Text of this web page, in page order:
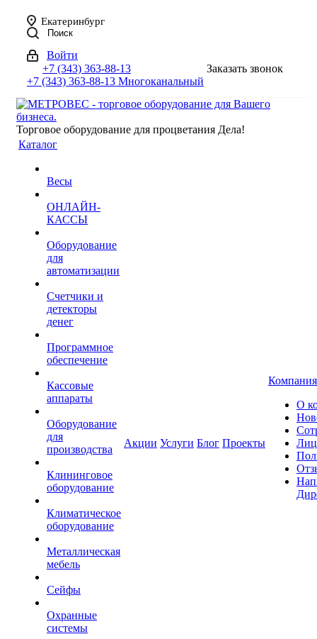
Екатеринбург
Поиск
Войти
+7 (343) 363-88-13
+7 (343) 363-88-13 Многоканальный
Заказать звонок
Торговое оборудование для процветания Дела!
Каталог
Весы
ОНЛАЙН-
КАССЫ
Оборудование
для
автоматизации
Счетчики и
детекторы
денег
Программное
обеспечение
Кассовые
аппараты
Оборудование
для
производства
Клининговое
оборудование
Климатическое
оборудование
Металлическая
мебель
Сейфы
Охранные
системы
Акции Услуги Блог Проекты
Компания
О